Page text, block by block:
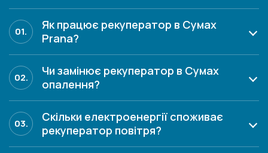
01.
Як працює рекуператор в Сумах
Prana?
02.
Чи замінює рекуператор в Сумах
опалення?
03.
Скільки електроенергії споживає
рекуператор повітря?